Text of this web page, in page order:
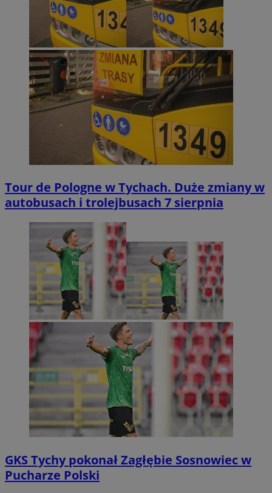
Tour de Pologne w Tychach. Duże zmiany w
autobusach i trolejbusach 7 sierpnia
GKS Tychy pokonał Zagłębie Sosnowiec w
Pucharze Polski